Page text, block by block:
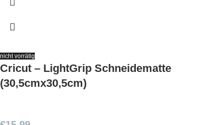
nicht vorrätig
Cricut – LightGrip Schneidematte
(30,5cmx30,5cm)